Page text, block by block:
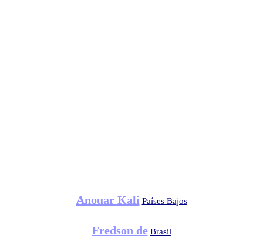
Anouar Kali Países Bajos
Fredson de Brasil